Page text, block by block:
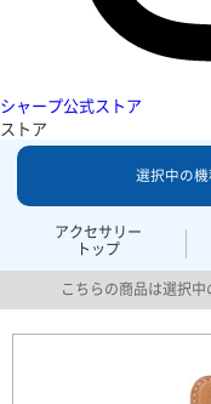
シャープ公式ストア
ストア
アクセサリー
トップ
選択中の機
こちらの商品は選択中